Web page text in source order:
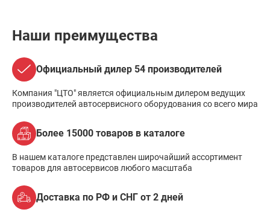
Наши преимущества
Официальный дилер 54 производителей
Компания "ЦТО" является официальным дилером ведущих
производителей автосервисного оборудования со всего мира
Более 15000 товаров в каталоге
В нашем каталоге представлен широчайший ассортимент
товаров для автосервисов любого масштаба
Доставка по РФ и СНГ от 2 дней